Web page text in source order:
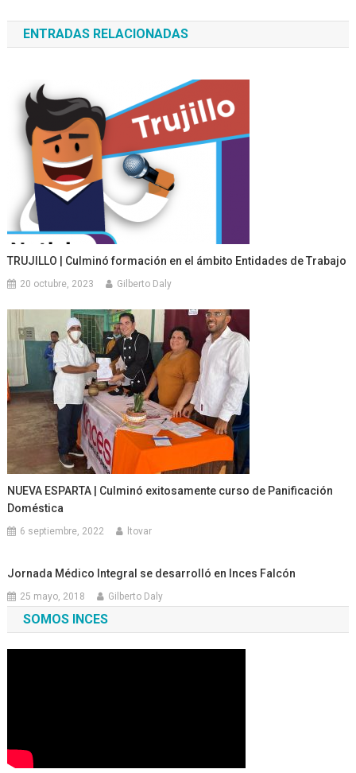
de
entradas
ENTRADAS RELACIONADAS
TRUJILLO | Culminó formación en el ámbito Entidades de Trabajo
20 octubre, 2023 Gilberto Daly
NUEVA ESPARTA | Culminó exitosamente curso de Panificación
Doméstica
6 septiembre, 2022 ltovar
Jornada Médico Integral se desarrolló en Inces Falcón
25 mayo, 2018 Gilberto Daly
SOMOS INCES